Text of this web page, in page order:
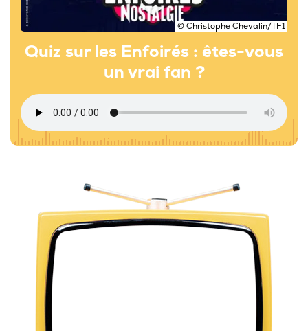
© Christophe Chevalin/TF1
Quiz sur les Enfoirés : êtes-vous
un vrai fan ?